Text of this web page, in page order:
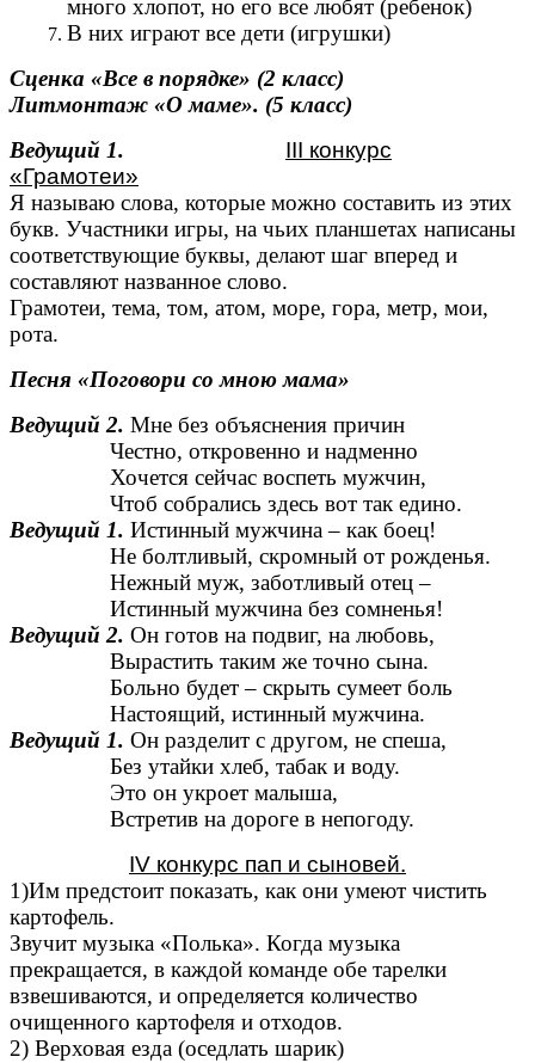
много хлопот, но его все любят (ребенок)
В них играют все дети (игрушки)
Сценка «Все в порядке» (2 класс)
Литмонтаж «О маме». (5 класс)
Ведущий 1.
III конкурс
«Грамотеи»
Я называю слова, которые можно составить из этих
букв. Участники игры, на чьих планшетах написаны
соответствующие буквы, делают шаг вперед и
составляют названное слово.
Грамотеи, тема, том, атом, море, гора, метр, мои,
рота.
Песня «Поговори со мною мама»
Ведущий 2. Мне без объяснения причин
Честно, откровенно и надменно
Хочется сейчас воспеть мужчин,
Чтоб собрались здесь вот так едино.
Ведущий 1. Истинный мужчина – как боец!
Не болтливый, скромный от рожденья.
Нежный муж, заботливый отец –
Истинный мужчина без сомненья!
Ведущий 2. Он готов на подвиг, на любовь,
Вырастить таким же точно сына.
Больно будет – скрыть сумеет боль
Настоящий, истинный мужчина.
Ведущий 1. Он разделит с другом, не спеша,
Без утайки хлеб, табак и воду.
Это он укроет малыша,
Встретив на дороге в непогоду.
IV конкурс пап и сыновей.
1)Им предстоит показать, как они умеют чистить
картофель.
Звучит музыка «Полька». Когда музыка
прекращается, в каждой команде обе тарелки
взвешиваются, и определяется количество
очищенного картофеля и отходов.
2) Верховая езда (оседлать шарик)